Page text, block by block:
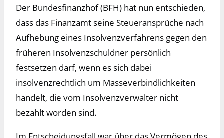
Der Bundesfinanzhof (BFH) hat nun entschieden,
dass das Finanzamt seine Steueransprüche nach
Aufhebung eines Insolvenzverfahrens gegen den
früheren Insolvenzschuldner persönlich
festsetzen darf, wenn es sich dabei
insolvenzrechtlich um Masseverbindlichkeiten
handelt, die vom Insolvenzverwalter nicht
bezahlt worden sind.